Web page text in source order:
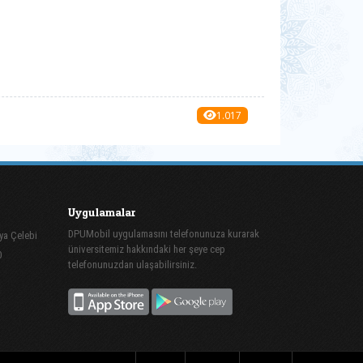
1.017
Çelebi
Uygulamalar
DPUMobil uygulamasını telefonunuza kurarak
üniversitemiz hakkındaki her şeye cep
telefonunuzdan ulaşabilirsiniz.